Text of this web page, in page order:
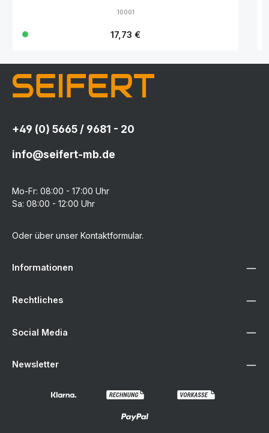
10001
Regulärer Preis:
17,73 €
+49 (0) 5665 / 9681 - 20
info@seifert-mb.de
Mo-Fr: 08:00 - 17:00 Uhr
Sa: 08:00 - 12:00 Uhr
Oder über unser Kontaktformular.
Informationen
Rechtliches
Social Media
Newsletter